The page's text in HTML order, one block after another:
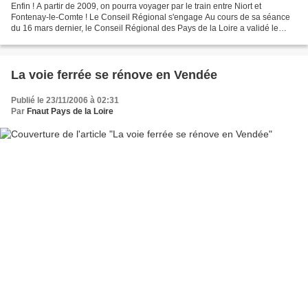
Enfin ! A partir de 2009, on pourra voyager par le train entre Niort et
Fontenay-le-Comte ! Le Conseil Régional s'engage Au cours de sa séance
du 16 mars dernier, le Conseil Régional des Pays de la Loire a validé le
La voie ferrée se rénove en Vendée
Publié le 23/11/2006 à 02:31
Par Fnaut Pays de la Loire